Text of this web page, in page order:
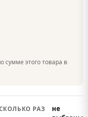
сумме этого товара в
РАЗ
не